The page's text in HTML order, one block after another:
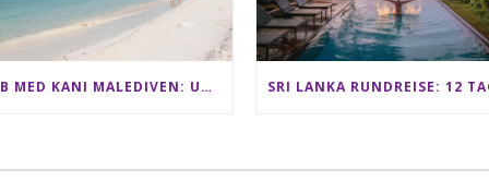
CLUB MED KANI MALEDIVEN: UNSERE ERFAHRUNGEN IM ALL-INCLUSIVE PARADIES